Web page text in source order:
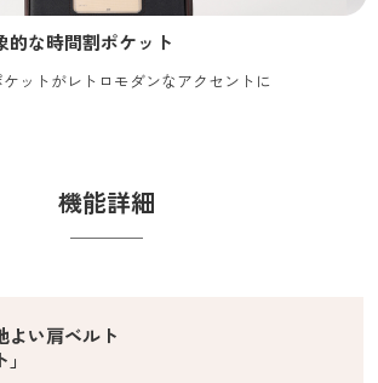
的な時間割ポケット
ットがレトロモダンなアクセントに
機能詳細
よい肩ベルト